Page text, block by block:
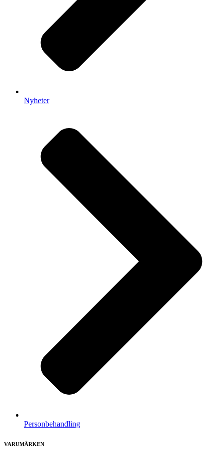
Nyheter
Personbehandling
VARUMÄRKEN